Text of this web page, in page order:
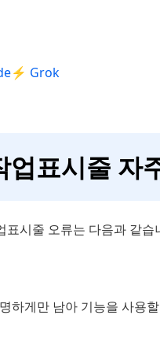
⚡ Grok
표시줄 자
시줄 오류는 다음과 같습
하게만 남아 기능을 사용